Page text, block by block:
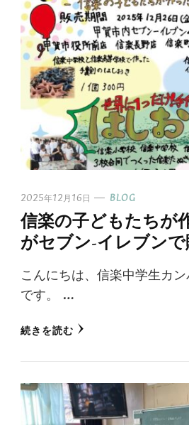
2025年12月16日 BLOG
信楽の子どもたちが
がセブン-イレブン
こんにちは、信楽中学生カ
です。 …
続きを読む